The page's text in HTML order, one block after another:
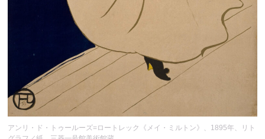
アンリ・ド・トゥールーズ=ロートレック《メイ・ミルトン》、1895年、リト